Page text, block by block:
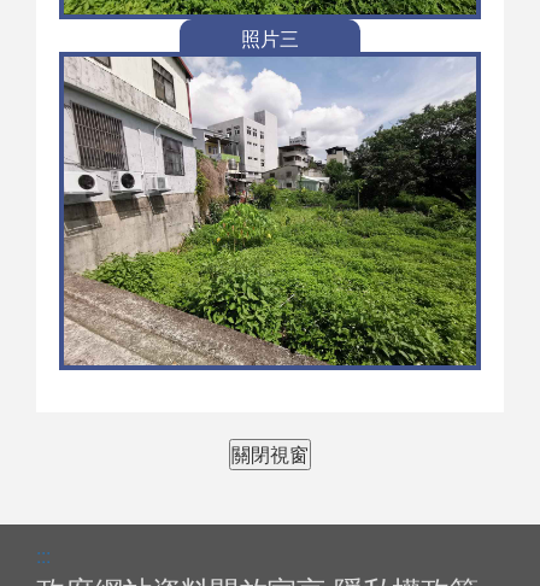
照片三
關閉視窗
:::